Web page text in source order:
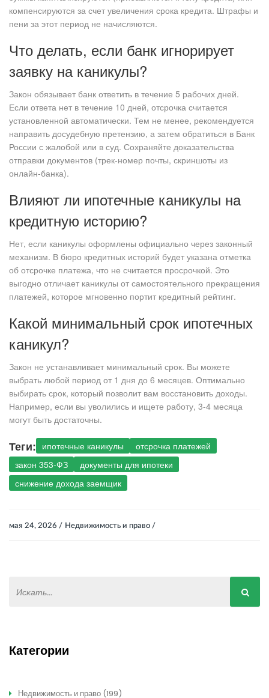
компенсируются за счет увеличения срока кредита. Штрафы и
пени за этот период не начисляются.
Что делать, если банк игнорирует
заявку на каникулы?
Закон обязывает банк ответить в течение 5 рабочих дней.
Если ответа нет в течение 10 дней, отсрочка считается
установленной автоматически. Тем не менее, рекомендуется
направить досудебную претензию, а затем обратиться в Банк
России с жалобой или в суд. Сохраняйте доказательства
отправки документов (трек-номер почты, скриншоты из
онлайн-банка).
Влияют ли ипотечные каникулы на
кредитную историю?
Нет, если каникулы оформлены официально через законный
механизм. В бюро кредитных историй будет указана отметка
об отсрочке платежа, что не считается просрочкой. Это
выгодно отличает каникулы от самостоятельного прекращения
платежей, которое мгновенно портит кредитный рейтинг.
Какой минимальный срок ипотечных
каникул?
Закон не устанавливает минимальный срок. Вы можете
выбрать любой период от 1 дня до 6 месяцев. Оптимально
выбирать срок, который позволит вам восстановить доходы.
Например, если вы уволились и ищете работу, 3-4 месяца
могут быть достаточны.
Теги: ипотечные каникулы
отсрочка платежей
закон 353-ФЗ
документы для ипотеки
снижение дохода заемщик
мая 24, 2026 / Недвижимость и право /
Категории
Недвижимость и право (199)